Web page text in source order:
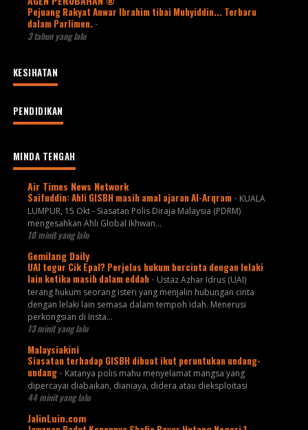
Pejuang Rakyat Anwar Ibrahim tibai Muhyiddin... Terbaru
dalam Parlimen. -
3 tahun yang lalu
KESIHATAN
PENDIDIKAN
MINDA TENGAH
Air Times News Network
Saifuddin: Ahli GISBH masih amal ajaran Al-Arqram - KUALA
LUMPUR, 15 Okt - Siasatan Polis Diraja Malaysia (PDRM)
mengesahkan Ahli Global Ikhwan…
10 minit yang lalu
Gemilang Daily
UAI tegur Cik Epal? Perjelas hukum bercinta dengan lelaki
lain ketika masih dalam eddah - Ustaz Azhar Idrus (UAI)
terang hukum seorang isteri yang menjalin hubungan cinta
dengan lelaki lain semasa dalam tempoh idah. Menerusi
perkongsian di Insta...
13 minit yang lalu
Malaysiakini
Siasatan terhadap GISBH dibuat ikut peruntukan undang-
undang - Katanya polis mahu menyelamat mangsa yang
dipercayai diabaikan, dianiaya, didera atau dieksploitasi
44 minit yang lalu
JalinLuin.com